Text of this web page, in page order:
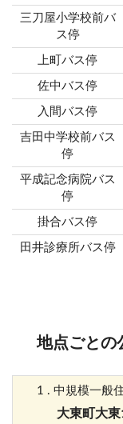
三刀屋小学校前バ
ス停
上町バス停
佐中バス停
入間バス停
吉田中学校前バス
停
平成記念病院バス
停
掛合バス停
田井診療所バス停
地点ごとの
1 . 中規模一般
大東町大